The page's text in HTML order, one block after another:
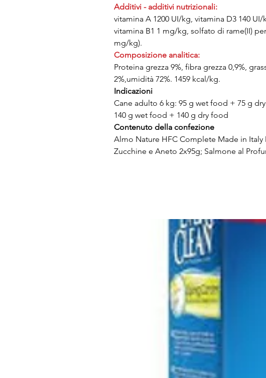
Additivi - additivi nutrizionali:
vitamina A 1200 UI/kg, vitamina D3 140
vitamina B1 1 mg/kg, solfato di rame(II)
mg/kg).
Composizione analitica:
Proteina grezza 9%, fibra grezza 0,9%,
2%,umidità 72%. 1459 kcal/kg.
Indicazioni
Cane adulto 6 kg: 95 g wet food + 75 g
140 g wet food + 140 g dry food
Contenuto della confezione
Almo Nature HFC Complete Made in
Zucchine e Aneto 2x95g; Salmone al